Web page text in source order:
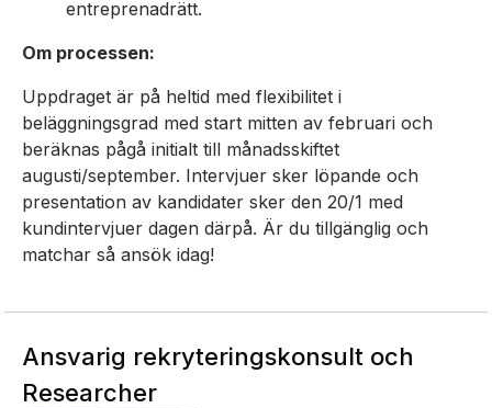
entreprenadrätt.
Om processen:
Uppdraget är på heltid med flexibilitet i
beläggningsgrad med start mitten av februari och
beräknas pågå initialt till månadsskiftet
augusti/september. Intervjuer sker löpande och
presentation av kandidater sker den 20/1 med
kundintervjuer dagen därpå. Är du tillgänglig och
matchar så ansök idag!
Ansvarig rekryteringskonsult och
Researcher